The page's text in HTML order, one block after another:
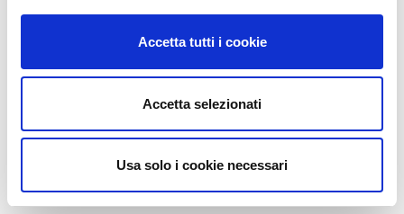
Accetta tutti i cookie
Accetta selezionati
Usa solo i cookie necessari